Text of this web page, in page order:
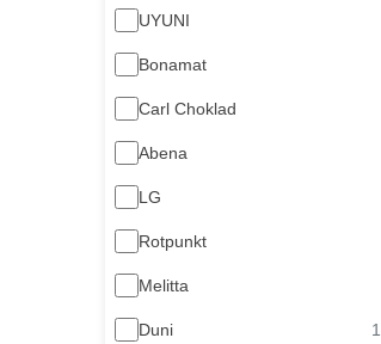
UYUNI
Bonamat
Carl Choklad
Abena
LG
Rotpunkt
Melitta
Duni